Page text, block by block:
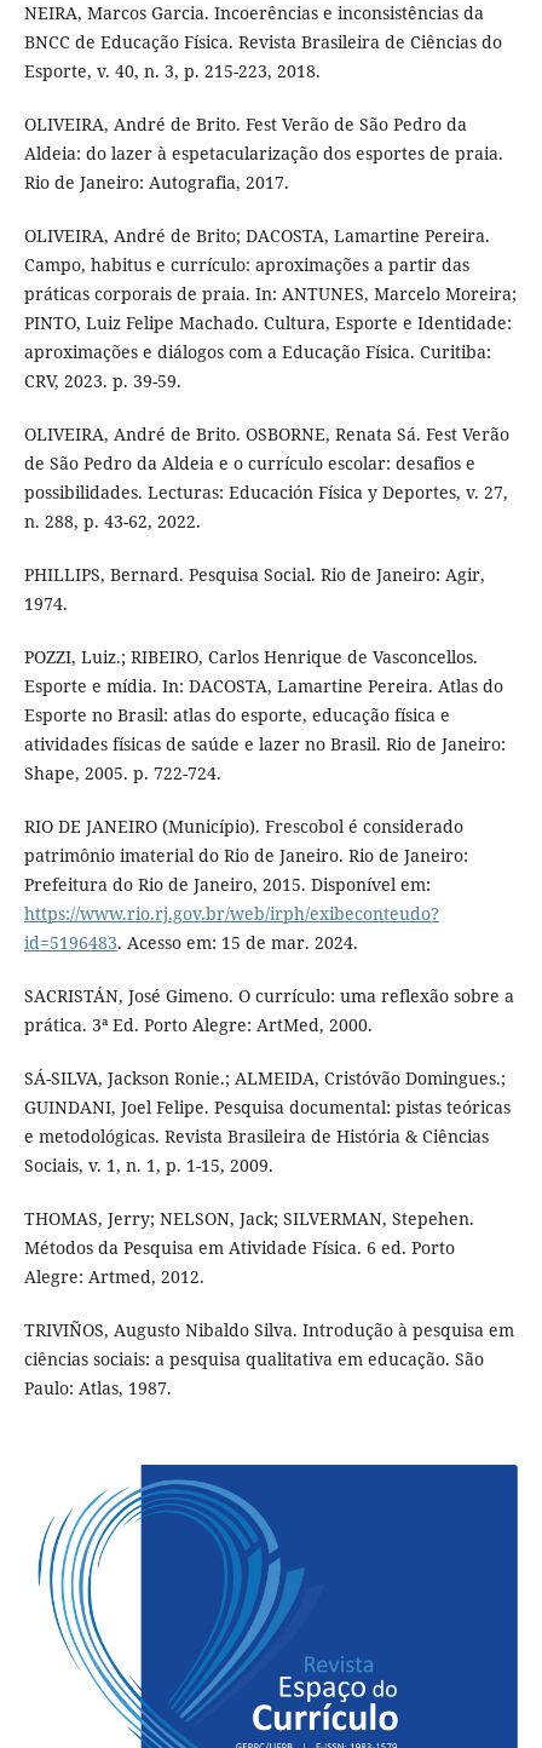
NEIRA, Marcos Garcia. Incoerências e inconsistências da
BNCC de Educação Física. Revista Brasileira de Ciências do
Esporte, v. 40, n. 3, p. 215-223, 2018.
OLIVEIRA, André de Brito. Fest Verão de São Pedro da
Aldeia: do lazer à espetacularização dos esportes de praia.
Rio de Janeiro: Autografia, 2017.
OLIVEIRA, André de Brito; DACOSTA, Lamartine Pereira.
Campo, habitus e currículo: aproximações a partir das
práticas corporais de praia. In: ANTUNES, Marcelo Moreira;
PINTO, Luiz Felipe Machado. Cultura, Esporte e Identidade:
aproximações e diálogos com a Educação Física. Curitiba:
CRV, 2023. p. 39-59.
OLIVEIRA, André de Brito. OSBORNE, Renata Sá. Fest Verão
de São Pedro da Aldeia e o currículo escolar: desafios e
possibilidades. Lecturas: Educación Física y Deportes, v. 27,
n. 288, p. 43-62, 2022.
PHILLIPS, Bernard. Pesquisa Social. Rio de Janeiro: Agir,
1974.
POZZI, Luiz.; RIBEIRO, Carlos Henrique de Vasconcellos.
Esporte e mídia. In: DACOSTA, Lamartine Pereira. Atlas do
Esporte no Brasil: atlas do esporte, educação física e
atividades físicas de saúde e lazer no Brasil. Rio de Janeiro:
Shape, 2005. p. 722-724.
RIO DE JANEIRO (Município). Frescobol é considerado
patrimônio imaterial do Rio de Janeiro. Rio de Janeiro:
Prefeitura do Rio de Janeiro, 2015. Disponível em:
https://www.rio.rj.gov.br/web/irph/exibeconteudo?
id=5196483. Acesso em: 15 de mar. 2024.
SACRISTÁN, José Gimeno. O currículo: uma reflexão sobre a
prática. 3ª Ed. Porto Alegre: ArtMed, 2000.
SÁ-SILVA, Jackson Ronie.; ALMEIDA, Cristóvão Domingues.;
GUINDANI, Joel Felipe. Pesquisa documental: pistas teóricas
e metodológicas. Revista Brasileira de História & Ciências
Sociais, v. 1, n. 1, p. 1-15, 2009.
THOMAS, Jerry; NELSON, Jack; SILVERMAN, Stepehen.
Métodos da Pesquisa em Atividade Física. 6 ed. Porto
Alegre: Artmed, 2012.
TRIVIÑOS, Augusto Nibaldo Silva. Introdução à pesquisa em
ciências sociais: a pesquisa qualitativa em educação. São
Paulo: Atlas, 1987.